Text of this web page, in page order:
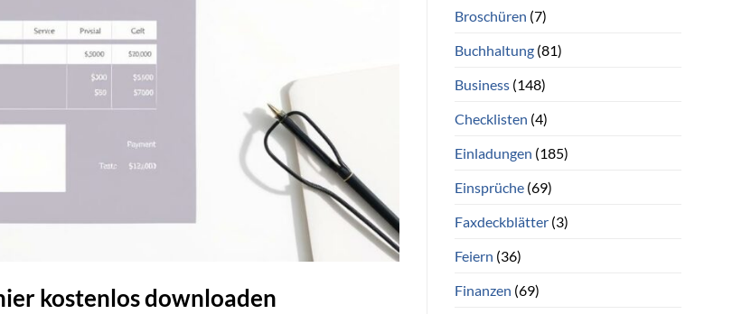
kostenlos downloaden
Broschüren (7)
Buchhaltung(81)
Business(148)
Checklisten (4)
Einladungen (185)
Einsprüche(69)
Faxdeckblätter(3)
Feiern (36)
Finanzen (69)